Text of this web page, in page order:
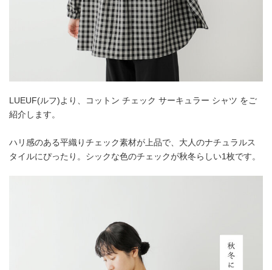
LUEUF(ルフ)より、コットン チェック サーキュラー シャツ をご
紹介します。
ハリ感のある平織りチェック素材が上品で、大人のナチュラルス
タイルにぴったり。シックな色のチェックが秋冬らしい1枚です。